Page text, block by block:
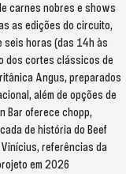
carnes nobres e shows
as edições do circuito,
seis horas (das 14h às
dos cortes clássicos de
Angus, preparados
além de opções de
Bar oferece chopp,
de história do Beef
Vinícius, referências da
em 2026